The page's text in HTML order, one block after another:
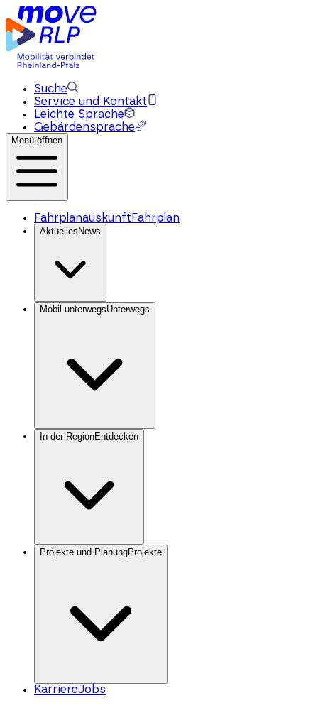
Suche
Service und Kontakt
Leichte Sprache
Gebärdensprache
Menü öffnen
Fahrplanauskunft Fahrplan
Aktuelles News
Mobil unterwegsUnterwegs
In der RegionEntdecken
Projekte und PlanungProjekte
KarriereJobs